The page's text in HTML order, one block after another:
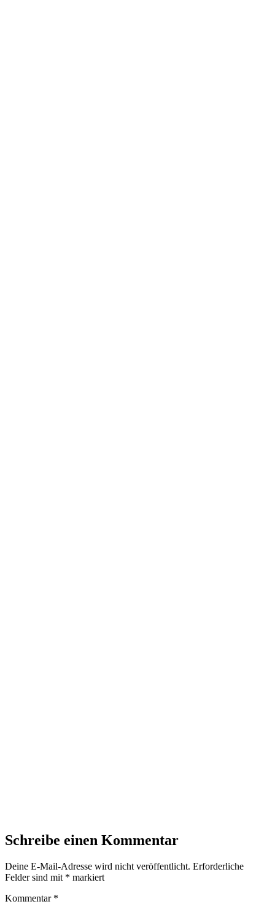
Schreibe einen Kommentar
Deine E-Mail-Adresse wird nicht veröffentlicht. Erforderliche
Felder sind mit * markiert
Kommentar *